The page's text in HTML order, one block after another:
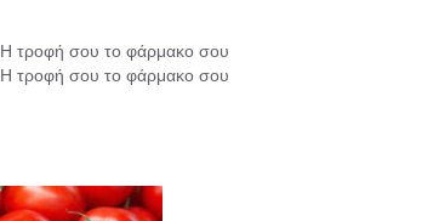
Κατηγορίες
Η τροφή σου το φάρμακο σου
Ετικέτες
Η τροφή σου το φάρμακο σου